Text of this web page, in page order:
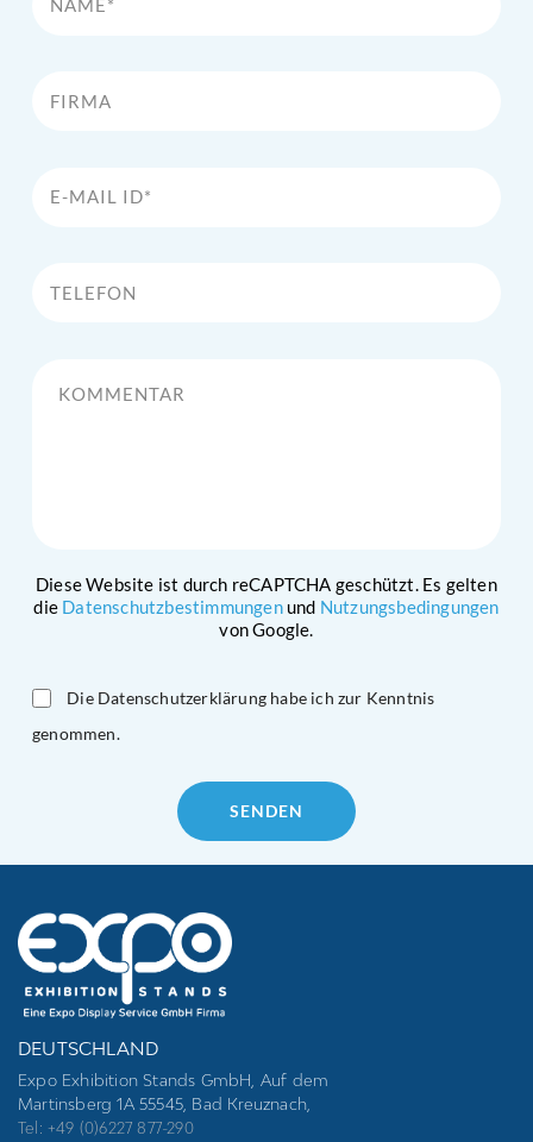
Diese Website ist durch reCAPTCHA geschützt. Es gelten
die Datenschutzbestimmungenund Nutzungsbedingungen
von Google.
Die Datenschutzerklärung habe ich zur Kenntnis
genommen.
empty.
DEUTSCHLAND
Expo Exhibition Stands GmbH, Auf dem
Martinsberg 1A 55545, Bad Kreuznach,
Tel: +49 (0)6227 877-290